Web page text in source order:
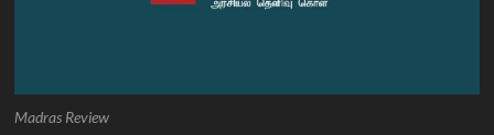
Madras Review